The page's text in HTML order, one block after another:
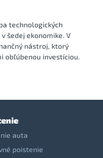
technologických
šedej ekonomike. V
nástroj, ktorý
obľúbenou investíciou.
auta
poistenie